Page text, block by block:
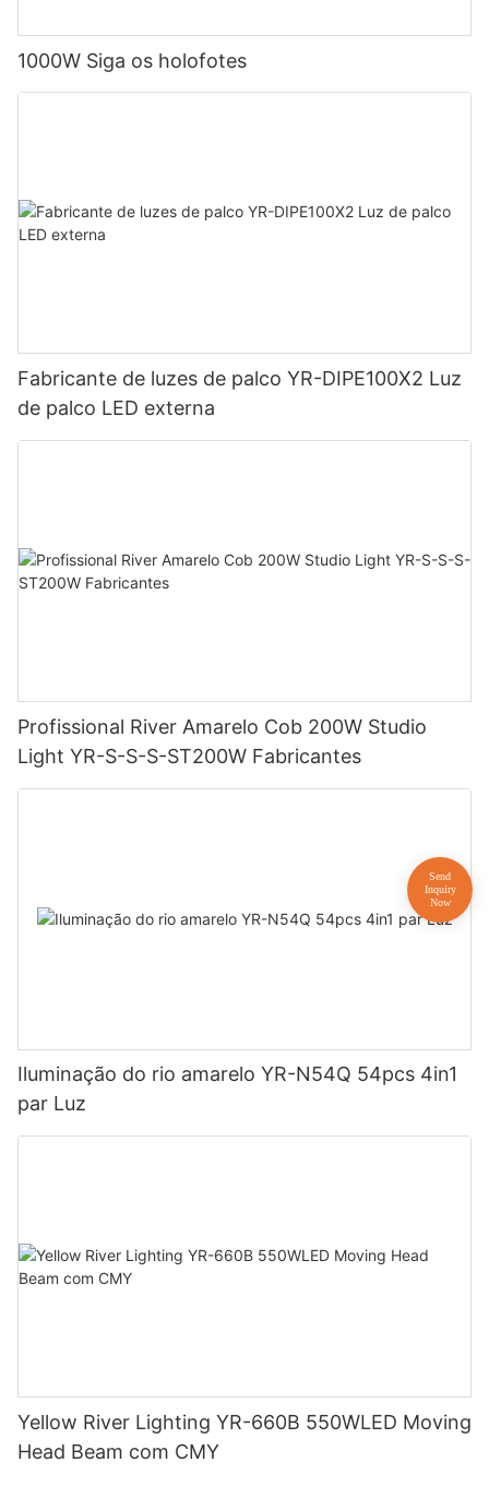
1000W Siga os holofotes
Fabricante de luzes de palco YR-DIPE100X2 Luz
de palco LED externa
Profissional River Amarelo Cob 200W Studio
Light YR-S-S-S-ST200W Fabricantes
Iluminação do rio amarelo YR-N54Q 54pcs 4in1
par Luz
Yellow River Lighting YR-660B 550WLED Moving
Head Beam com CMY